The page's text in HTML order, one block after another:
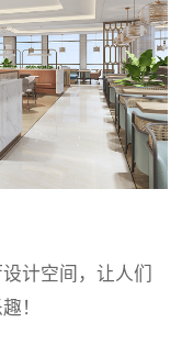
计空间，让人们
！